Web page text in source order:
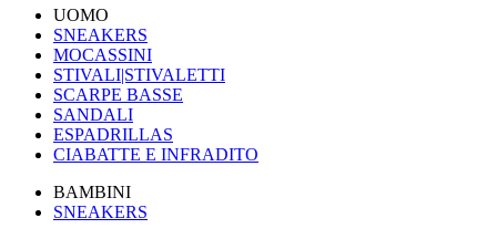
UOMO
SNEAKERS
MOCASSINI
STIVALI|STIVALETTI
SCARPE BASSE
SANDALI
ESPADRILLAS
CIABATTE E INFRADITO
BAMBINI
SNEAKERS